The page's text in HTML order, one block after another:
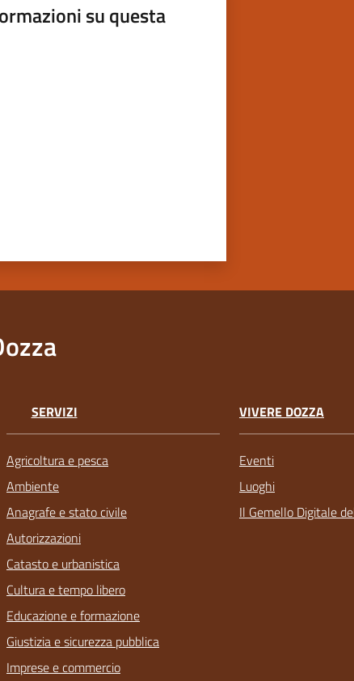
su questa
SERVIZI
Agricoltura e pesca
Ambiente
Anagrafe e stato civile
Autorizzazioni
Catasto e urbanistica
Cultura e tempo libero
Educazione e formazione
Giustizia e sicurezza pubblica
Imprese e commercio
VIVERE DOZZA
Eventi
Luoghi
Il Gemello Digitale